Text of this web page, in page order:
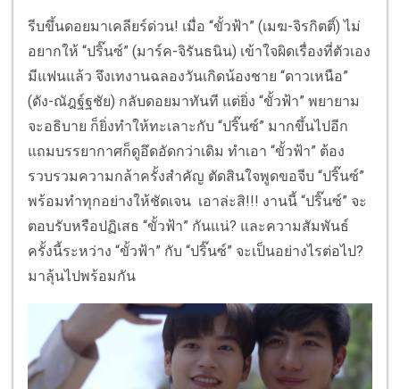
รีบขึ้นดอยมาเคลียร์ด่วน! เมื่อ “ขั้วฟ้า” (เมฆ-จิรกิตติ์) ไม่
อยากให้ “ปริ๊นซ์” (มาร์ค-จิรันธนิน) เข้าใจผิดเรื่องที่ตัวเอง
มีแฟนแล้ว จึงเทงานฉลองวันเกิดน้องชาย “ดาวเหนือ”
(ดัง-ณัฎฐ์ฐชัย) กลับดอยมาทันที แต่ยิ่ง “ขั้วฟ้า” พยายาม
จะอธิบาย ก็ยิ่งทำให้ทะเลาะกับ “ปริ๊นซ์” มากขึ้นไปอีก
แถมบรรยากาศก็ดูอึดอัดกว่าเดิม ทำเอา “ขั้วฟ้า” ต้อง
รวบรวมความกล้าครั้งสำคัญ ตัดสินใจพูดขอจีบ “ปริ๊นซ์”
พร้อมทำทุกอย่างให้ชัดเจน เอาล่ะสิ!!! งานนี้ “ปริ๊นซ์” จะ
ตอบรับหรือปฏิเสธ “ขั้วฟ้า” กันแน่? และความสัมพันธ์
ครั้งนี้ระหว่าง “ขั้วฟ้า” กับ “ปริ๊นซ์” จะเป็นอย่างไรต่อไป?
มาลุ้นไปพร้อมกัน